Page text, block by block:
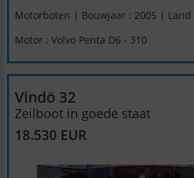
Motorboten | Bouwjaar : 2005 | Land
Motor : Volvo Penta D6 - 310
Vindö 32
Zeilboot in goede staat
18.530 EUR